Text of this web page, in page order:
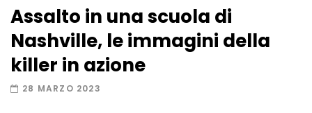
Amiocuggino fa saltare in aria il drone
Assalto in una scuola di
Nashville, le immagini della
killer in azione
28 MARZO 2023